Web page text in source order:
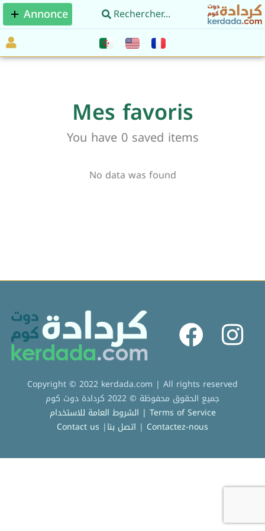
Annonce
Mes favoris
You have 0saved items
No data was found
Copyright © 2022 kerdada.com | All rights reserved
جميع الحقوق محفوظة © 2022 كردادة دوت كوم
الشروط العامة للاستخدام | Terms of Service
Contact us |اتصل بنا | Contactez-nous